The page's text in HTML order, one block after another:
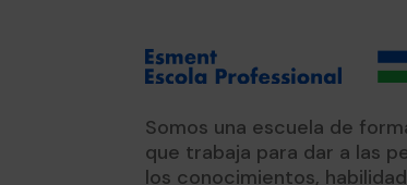
Somos una escuela de
que trabaja para dar a las
los conocimientos,